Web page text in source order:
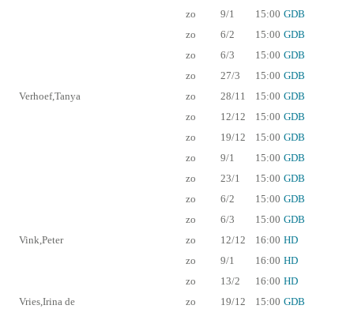
zo
9/1 15:00 GDB
zo
6/2 15:00 GDB
zo
6/3 15:00 GDB
zo
27/3 15:00 GDB
Verhoef,Tanya
zo 28/11 15:00 GDB
zo
12/12 15:00 GDB
zo
19/12 15:00 GDB
zo
9/1 15:00 GDB
zo
23/1 15:00 GDB
zo
6/2 15:00 GDB
zo
6/3 15:00 GDB
Vink,Peter
zo 12/12 16:00 HD
zo
9/1 16:00 HD
zo
13/2 16:00 HD
Vries,Irina de
zo 19/12 15:00 GDB